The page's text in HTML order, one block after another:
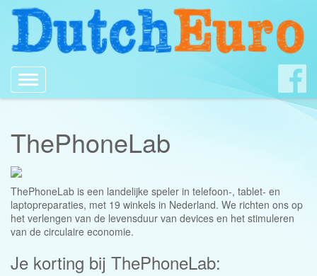
Toggle
navigation
ThePhoneLab
ThePhoneLab is een landelijke speler in telefoon-, tablet- en
laptopreparaties, met 19 winkels in Nederland. We richten ons op
het verlengen van de levensduur van devices en het stimuleren
van de circulaire economie.
Je korting bij ThePhoneLab: